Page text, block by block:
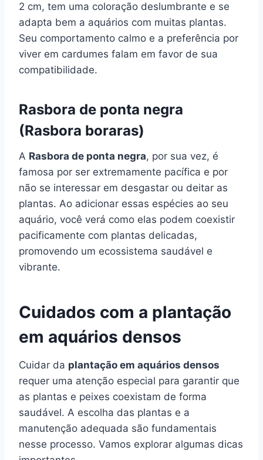
2 cm, tem uma coloração deslumbrante e se
adapta bem a aquários com muitas plantas.
Seu comportamento calmo e a preferência por
viver em cardumes falam em favor de sua
compatibilidade.
Rasbora de ponta negra
(Rasbora boraras)
A Rasbora de ponta negra, por sua vez, é
famosa por ser extremamente pacífica e por
não se interessar em desgastar ou deitar as
plantas. Ao adicionar essas espécies ao seu
aquário, você verá como elas podem coexistir
pacificamente com plantas delicadas,
promovendo um ecossistema saudável e
vibrante.
Cuidados com a plantação
em aquários densos
Cuidar da plantação em aquários densos
requer uma atenção especial para garantir que
as plantas e peixes coexistam de forma
saudável. A escolha das plantas e a
manutenção adequada são fundamentais
nesse processo. Vamos explorar algumas dicas